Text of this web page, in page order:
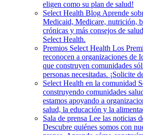
eligen como su plan de salud!
Select Health Blog Aprende
Medicaid, Medicare, nutrición,
crónicas y más consejos de
Select Health.
Premios Select Health Los
reconocen a organizaciones de
que construyen comunidades
personas necesitadas. ¡Solicite
Select Health en la comunidad
construyendo comunidades
estamos apoyando a
salud, la educación y la
Sala de prensa Lee las noticias
Descubre quiénes somos con